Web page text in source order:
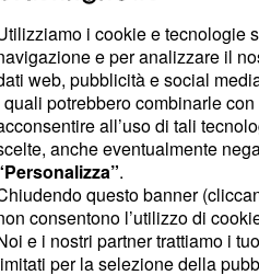
del rinvio
principale del
di intervento e le
in via di creazione, ma le
Difficilmente si riuscirà
sulle minime o sui
i provvedimenti grosso
i cookie e tecnologie
e per analizzare il
web, pubblicità e social
quali potrebbero combinarle
all’uso di tali
anche eventualmente
.
questo banner
consentono l’utilizzo di
e i nostri partner trattiamo i
per la selezione della